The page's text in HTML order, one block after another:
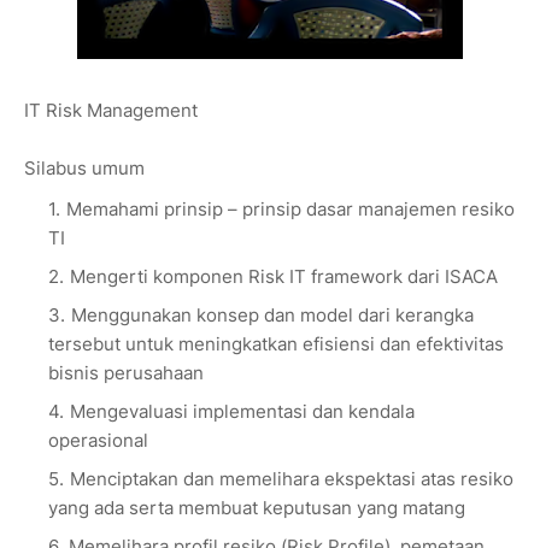
IT Risk Management
Silabus umum
Memahami prinsip – prinsip dasar manajemen resiko
TI
Mengerti komponen Risk IT framework dari ISACA
Menggunakan konsep dan model dari kerangka
tersebut untuk meningkatkan efisiensi dan efektivitas
bisnis perusahaan
Mengevaluasi implementasi dan kendala
operasional
Menciptakan dan memelihara ekspektasi atas resiko
yang ada serta membuat keputusan yang matang